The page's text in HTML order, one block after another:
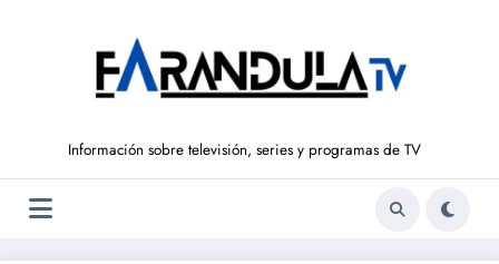
Información sobre televisión, series y programas de TV